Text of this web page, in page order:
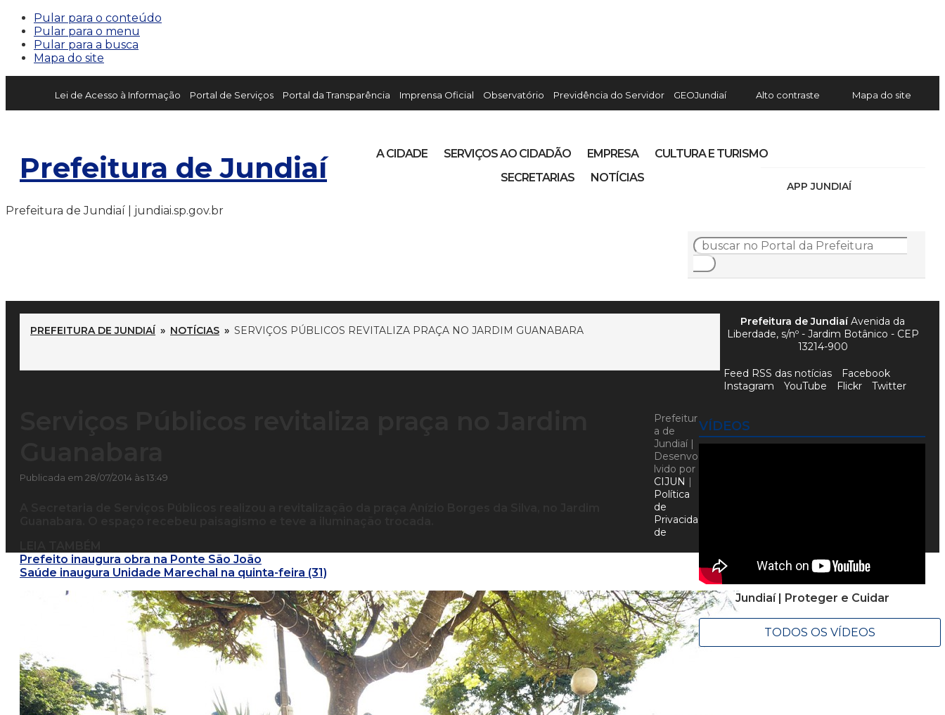
Pular para o conteúdo
Pular para o menu
Pular para a busca
Mapa do site
Lei de Acesso à Informação Portal de Serviços Portal da Transparência Imprensa Oficial Observatório Previdência do Servidor GEOJundiaí Alto contraste Mapa do site
Prefeitura de Jundiaí
APP JUNDIAÍ
A CIDADE SERVIÇOS AO CIDADÃO EMPRESA
CULTURA E TURISMO
SECRETARIAS
NOTÍCIAS
Prefeitura de Jundiaí | jundiai.sp.gov.br
PREFEITURA DE JUNDIAÍ » NOTÍCIAS » SERVIÇOS PÚBLICOS REVITALIZA PRAÇA NO JARDIM GUANABARA
Publicada em 28/07/2014 às 13:49
Prefeito inaugura obra na Ponte São João
Saúde inaugura Unidade Marechal na quinta-feira (31)
VÍDEOS
Jundiaí | Proteger e Cuidar
TODOS OS VÍDEOS
Prefeitura de JundiaíAvenida da
Liberdade, s/nº - Jardim Botânico - CEP
13214-900
Feed RSS das notícias
Facebook
Instagram
YouTube Flickr Twitter
Prefeitur
a de
Jundiaí |
Desenvo
lvido por
CIJUN |
Política
de
Privacida
de